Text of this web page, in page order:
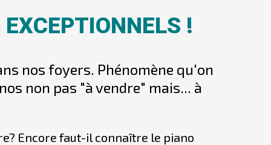
!
nos foyers. Phénomène qu'on
non pas "à vendre" mais... à
Encore faut-il connaître le piano